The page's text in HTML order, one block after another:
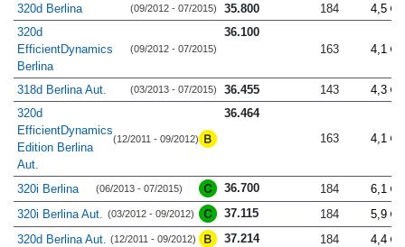
320d Berlina
(09/2012 - 07/2015) 35.800 184
4,5
320d
EfficientDynamics
Berlina
(09/2012 - 07/2015)
36.100
163
4,1
318d Berlina Aut. (03/2013 - 07/2015) 36.455 143
4,3
320d
EfficientDynamics
Edition Berlina
Aut.
(12/2011 - 09/2012)
36.464
163
4,1
320i Berlina (06/2013 - 07/2015) 36.700 184
6,1
320i Berlina Aut.
(03/2012 - 09/2012) 37.115 184
5,9
320d Berlina Aut.
(12/2011 - 09/2012) 37.214 184
4,4